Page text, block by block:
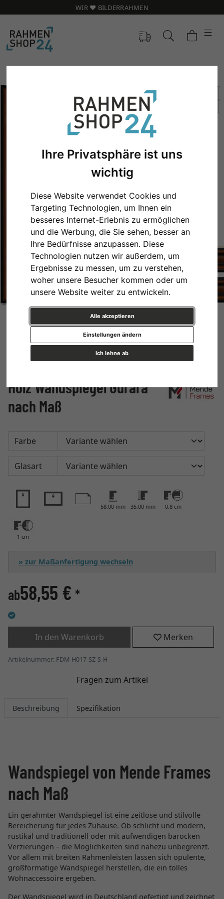
Ihre Privatsphäre ist uns
wichtig
Diese Website verwendet Cookies und
Targeting Technologien, um Ihnen ein
besseres Internet-Erlebnis zu ermöglichen
und die Werbung, die Sie sehen, besser an
Ihre Bedürfnisse anzupassen. Diese
Technologien nutzen wir außerdem, um
Ergebnisse zu messen, um zu verstehen,
woher unsere Besucher kommen oder um
unsere Website weiter zu entwickeln.
Alle akzeptieren
Ich lehne ab
Einstellungen ändern
WIR ❤️ BILDERRAHMEN
Zurück
Holz Wandspiegel Gurara
nach Maß
Farbe
Glasart
58,00 mm 35,00 mm 0,8 cm
1 cm
» zur Maßanfertigung wechseln
ab58,55 € *
In den Warenkorb Merken
Artikelnummer: FDM-H017-SZ-S-H
Fragen zum Artikel
Beschreibung Spezifikation
Wandspiegel von Mende Frames
nach Maß
Ein gerahmter Wandspiegel ist eine zeitlose und stilvolle
Bereicherung für jedes Zuhause. Ob schlicht und modern,
rustikal und traditionell oder mit aufwendigen barocken
Verzierungen – die Möglichkeiten sind nahezu unbegrenzt.
Vor allem mit breiten Rahmenleisten lassen sich opulente,
großformatige Wandspiegel herstellen, die ein tolles
Wohnaccessoire ergeben.
Der Wandspiegel wird in Deutschland gefertigt und zeichnet